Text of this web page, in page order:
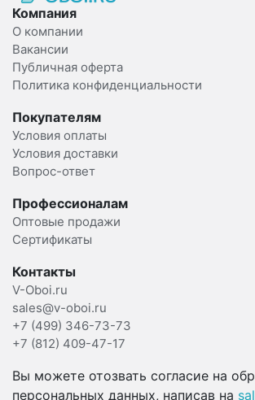
Компания
О компании
Вакансии
Публичная оферта
Политика конфиденциальности
Покупателям
Условия оплаты
Условия доставки
Вопрос-ответ
Профессионалам
Оптовые продажи
Сертификаты
Контакты
V-Oboi.ru
sales@v-oboi.ru
+7 (499) 346-73-73
+7 (812) 409-47-17
Вы можете отозвать согласие на
персональных данных, написав на